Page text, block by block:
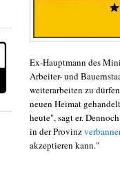
Ex-Hauptmann des
Arbeiter- und
weiterarbeiten zu
neuen Heimat
heute", sagt er.
in der Provinz
akzeptieren kann."